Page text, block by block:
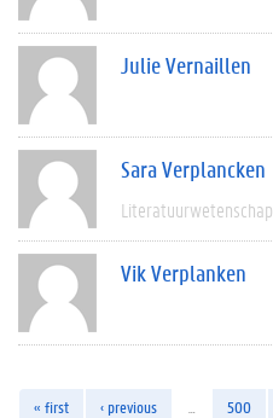
Julie Vernaillen
Sara Verplancken
Literatuurwetenschap
Vik Verplanken
« first ‹ previous 500